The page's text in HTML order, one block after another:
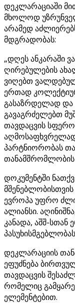
დეკლარაციაში
მხოლოდ
არამედ
მდგრადობას:
„დღეს ანკარაში
ღირებულების
ვიღებთ
ერთად
გასაზრდელად და
გავაგრძელებთ
თავდაცვის
აღმოსაფხვრელად
პარტნიორობას
თანამშრომლობის
დოკუმენტში
ევროპა უფრო
ალიანსი.
კანადა, აშშ-სთან
დეკლარაციის
ეფუძნება
თავდაცვის
რომელიც
ელემენტებით.